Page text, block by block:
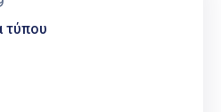
τύπου